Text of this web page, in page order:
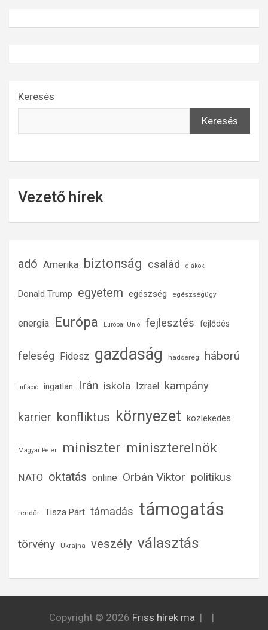
Keresés
Keresés
Vezető hírek
adó Amerika biztonság család diákok
Donald Trump egyetem egészség egészségügy
energia Európa Európai Unió fejlesztés fejlődés
feleség Fidesz gazdaság hadsereg háború
infláció ingatlan Irán iskola Izrael kampány
karrier konfliktus környezet közlekedés
Magyar Péter miniszter miniszterelnök
NATO oktatás online Orbán Viktor politikus
rendőr Tisza Párt támadás támogatás
törvény Ukrajna veszély választás
Copyright © 2026 Friss hírek ma